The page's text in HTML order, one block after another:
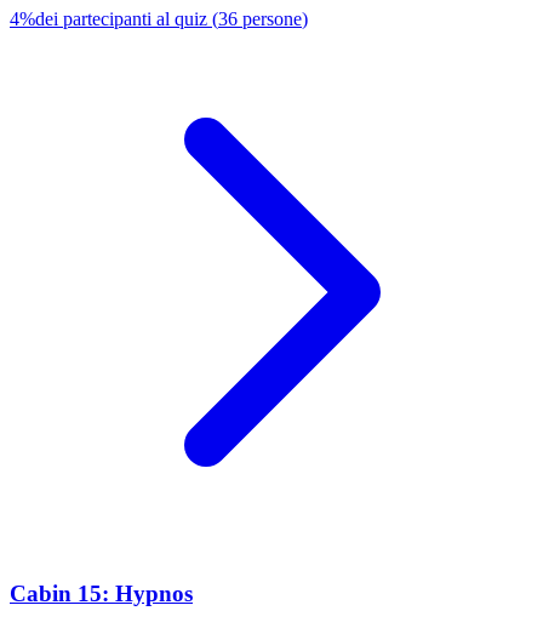
4%dei partecipanti al quiz (36 persone)
Cabin 15: Hypnos